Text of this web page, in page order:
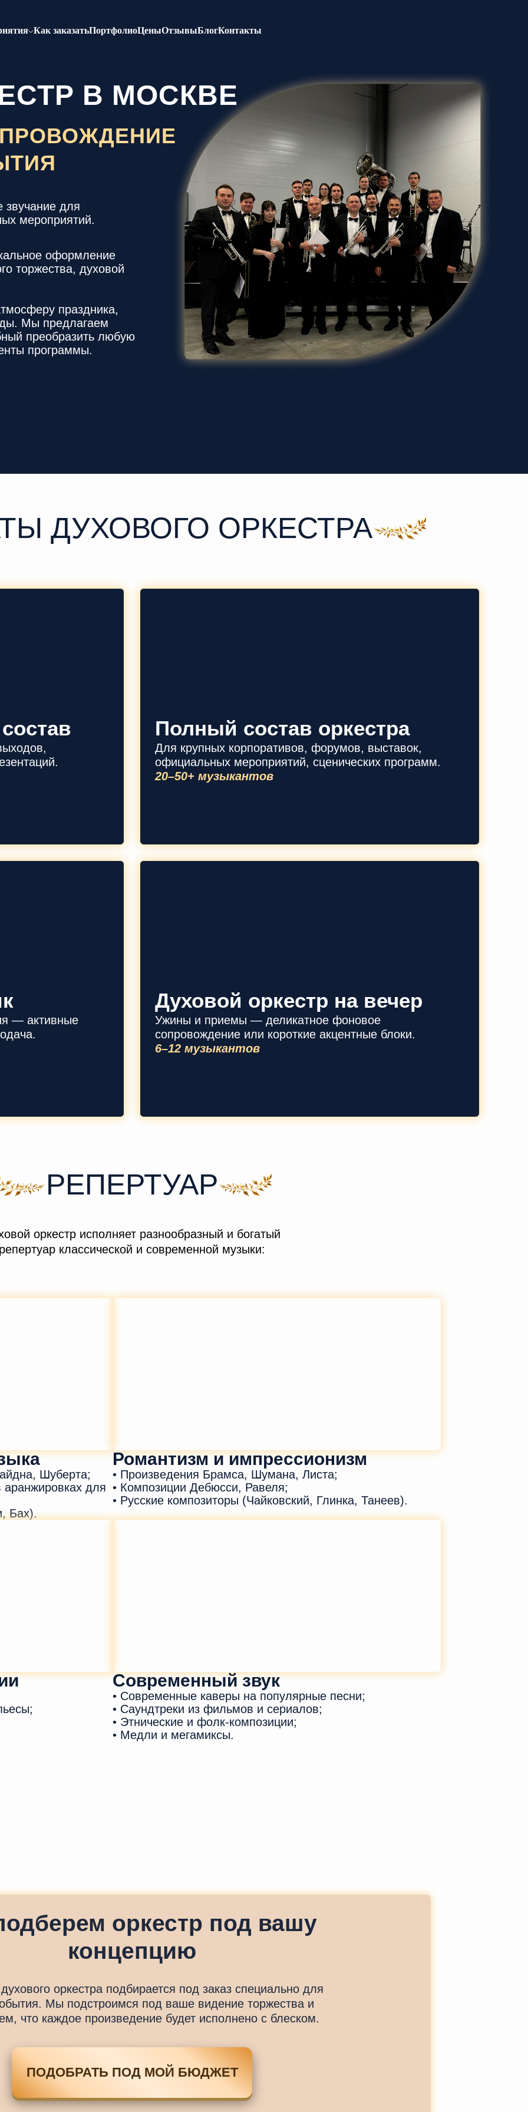
Как заказатьПортфолиоЦеныОтзывыБлогКонтакты
В МОСКВЕ
оформление
торжества, духовой
праздника,
Мы предлагаем
преобразить любую
программы.
звучание для
мероприятий.
ДУХОВОГО ОРКЕСТРА
Полный состав оркестра
Для крупных корпоративов, форумов, выставок,
официальных мероприятий, сценических программ.
20–50+ музыкантов
— активные
Духовой оркестр на вечер
Ужины и приемы — деликатное фоновое
сопровождение или короткие акцентные блоки.
6–12 музыкантов
Шуберта;
для
Бах).
Романтизм и импрессионизм
• Произведения Брамса, Шумана, Листа;
• Композиции Дебюсси, Равеля;
• Русские композиторы (Чайковский, Глинка, Танеев).
Современный звук
• Современные каверы на популярные песни;
• Саундтреки из фильмов и сериалов;
• Этнические и фолк-композиции;
• Медли и мегамиксы.
РЕПЕРТУАР
оркестр исполняет разнообразный и богатый
классической и современной музыки:
оркестр под вашу
концепцию
оркестра подбирается под заказ специально для
Мы подстроимся под ваше видение торжества и
что каждое произведение будет исполнено с блеском.
ПОДОБРАТЬ ПОД МОЙ БЮДЖЕТ